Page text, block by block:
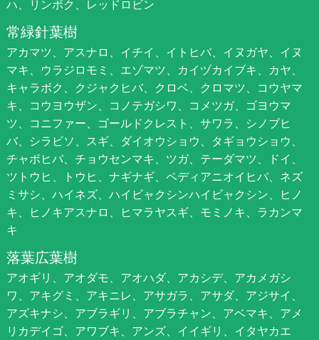
ハ、リンボク、レッドロビン
常緑針葉樹
アカマツ、アスナロ、イチイ、イトヒバ、イヌガヤ、イヌ
マキ、ウラジロモミ、エゾマツ、カイヅカイブキ、カヤ、
キャラボク、クジャクヒバ、クロベ、クロマツ、コウヤマ
キ、コウヨウザン、コノテガシワ、コメツガ、ゴヨウマ
ツ、コニファー、ゴールドクレスト、サワラ、シノブヒ
バ、シラビソ、スギ、ダイオウショウ、タギョウショウ、
チャボヒバ、チョウセンマキ、ツガ、テーダマツ、ドイ、
ツトウヒ、トウヒ、ナギナギ、ペディアニオイヒバ、ネズ
ミサシ、ハイネズ、ハイビャクシンハイビャクシン、ヒノ
キ、ヒノキアスナロ、ヒマラヤスギ、モミノキ、ラカンマ
キ
落葉広葉樹
アオギリ、アオダモ、アオハダ、アカシデ、アカメガシ
ワ、アキグミ、アキニレ、アサガラ、アサダ、アジサイ、
アズキナシ、アブラギリ、アブラチャン、アベマキ、アメ
リカデイゴ、アワブキ、アンズ、イイギリ、イタヤカエ